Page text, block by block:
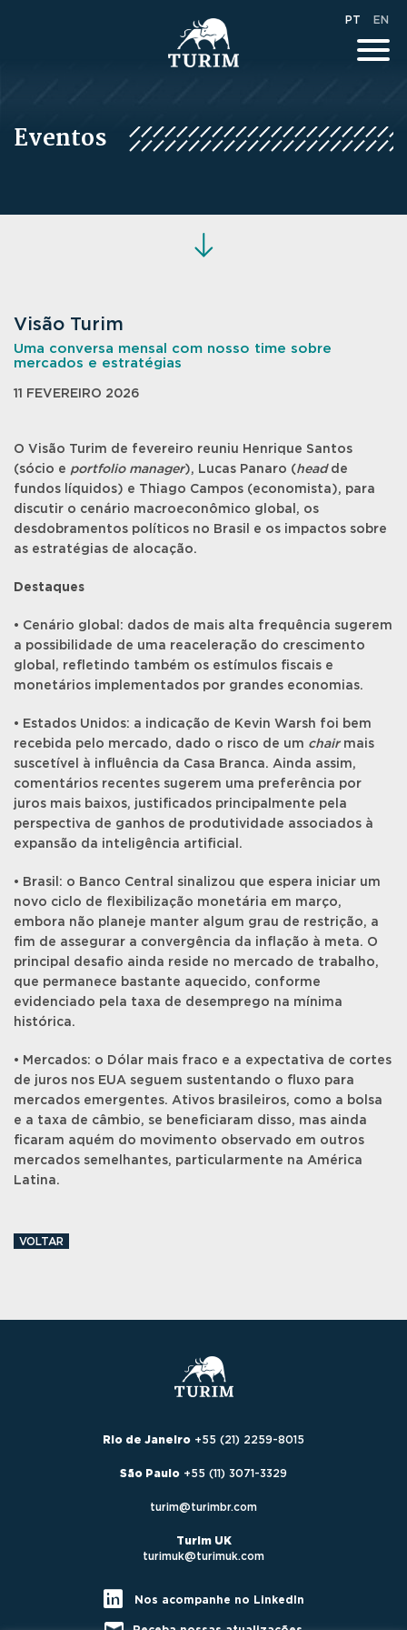
PT EN
Eventos
Visão Turim
Uma conversa mensal com nosso time sobre
mercados e estratégias
11 FEVEREIRO 2026
O Visão Turim de fevereiro reuniu Henrique Santos
(sócio e portfolio manager), Lucas Panaro (headde
fundos líquidos) e Thiago Campos (economista), para
discutir o cenário macroeconômico global, os
desdobramentos políticos no Brasil e os impactos sobre
as estratégias de alocação.
Destaques
• Cenário global: dados de mais alta frequência sugerem
a possibilidade de uma reaceleração do crescimento
global, refletindo também os estímulos fiscais e
monetários implementados por grandes economias.
• Estados Unidos: a indicação de Kevin Warsh foi bem
recebida pelo mercado, dado o risco de um chairmais
suscetível à influência da Casa Branca. Ainda assim,
comentários recentes sugerem uma preferência por
juros mais baixos, justificados principalmente pela
perspectiva de ganhos de produtividade associados à
expansão da inteligência artificial.
• Brasil: o Banco Central sinalizou que espera iniciar um
novo ciclo de flexibilização monetária em março,
embora não planeje manter algum grau de restrição, a
fim de assegurar a convergência da inflação à meta. O
principal desafio ainda reside no mercado de trabalho,
que permanece bastante aquecido, conforme
evidenciado pela taxa de desemprego na mínima
histórica.
• Mercados: o Dólar mais fraco e a expectativa de cortes
de juros nos EUA seguem sustentando o fluxo para
mercados emergentes. Ativos brasileiros, como a bolsa
e a taxa de câmbio, se beneficiaram disso, mas ainda
ficaram aquém do movimento observado em outros
mercados semelhantes, particularmente na América
Latina.
VOLTAR
Rio de Janeiro +55 (21) 2259-8015
São Paulo +55 (11) 3071-3329
turim@turimbr.com
Turim UK
turimuk@turimuk.com
Nos acompanhe no LinkedIn